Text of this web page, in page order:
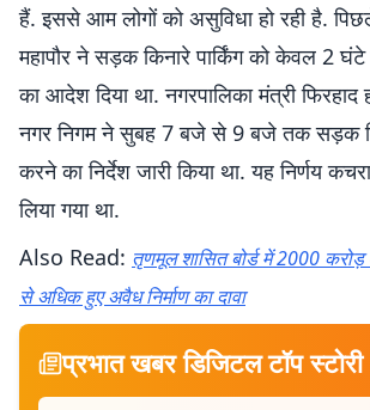
हैं. इससे आम लोगों को असुविधा हो रही है.
महापौर ने सड़क किनारे पार्किंग को केवल 2
का आदेश दिया था. नगरपालिका मंत्री फिरहाद
नगर निगम ने सुबह 7 बजे से 9 बजे तक सड़क
करने का निर्देश जारी किया था. यह निर्णय
लिया गया था.
Also Read: तृणमूल शासित बोर्ड में 2000 करोड़
से अधिक हुए अवैध निर्माण का दावा
प्रभात खबर डिजिटल टॉप स्टोरी